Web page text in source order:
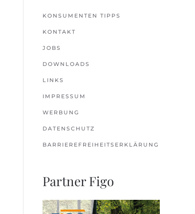
KONSUMENTEN TIPPS
KONTAKT
JOBS
DOWNLOADS
LINKS
IMPRESSUM
WERBUNG
DATENSCHUTZ
BARRIEREFREIHEITSERKLÄRUNG
Partner Figo